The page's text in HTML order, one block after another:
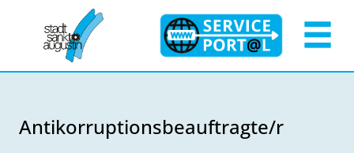
Zum Hauptinhalt springen
Zum Hauptinhalt
Antikorruptionsbeauftragte/r